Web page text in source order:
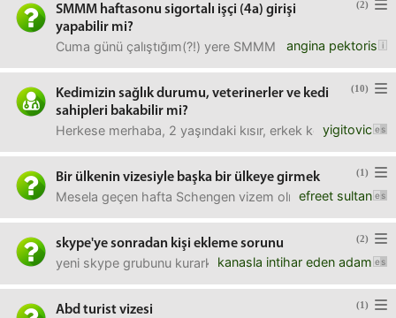
(2)
SMMM haftasonu sigortalı işçi (4a) girişi
yapabilir mi?
angina pektoris
Cuma günü çalıştığım(?!) yere SMMM geldi. Patron,
(10)
Kedimizin sağlık durumu, veterinerler ve kedi
sahipleri bakabilir mi?
yigitovic
Herkese merhaba, 2 yaşındaki kısır, erkek kedimizi
(1)
Bir ülkenin vizesiyle başka bir ülkeye girmek
efreet sultan
Mesela geçen hafta Schengen vizem olmamasına
(2)
skype'ye sonradan kişi ekleme sorunu
kanasla intihar eden adam
yeni skype grubunu kurarken 15 kişiyi ekledim grubu
(1)
Abd turist vizesi